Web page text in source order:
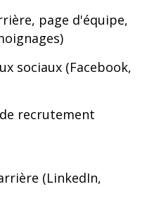
page d'équipe,
sociaux (Facebook,
recrutement
(LinkedIn,